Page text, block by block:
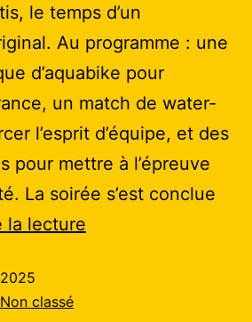
le temps d’un
Au programme : une
d’aquabike pour
un match de water-
l’esprit d’équipe, et des
pour mettre à l’épreuve
La soirée s’est conclue
la lecture
Non classé